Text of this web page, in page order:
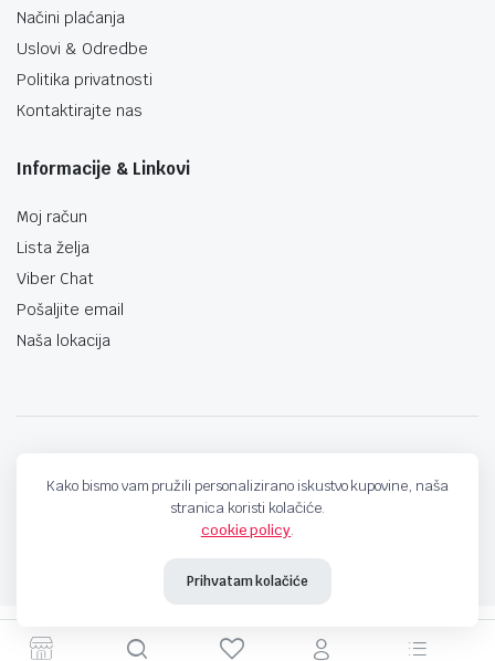
Načini plaćanja
Uslovi & Odredbe
Politika privatnosti
Kontaktirajte nas
Informacije & Linkovi
Moj račun
Lista želja
Viber Chat
Pošaljite email
Naša lokacija
Kako bismo vam pružili personalizirano iskustvo kupovine, naša
stranica koristi kolačiće.
cookie policy.
Prihvatam kolačiće